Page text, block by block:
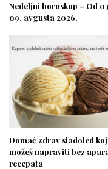
Nedeljni horoskop – Od
09. avgusta 2026.
Domać zdrav sladoled
možeš napraviti bez
recepata